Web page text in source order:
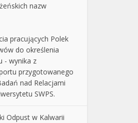
nazw
pracujących Polek
do określenia
- wynika z
przygotowanego
nad Relacjami
SWPS.
Odpust w Kalwarii